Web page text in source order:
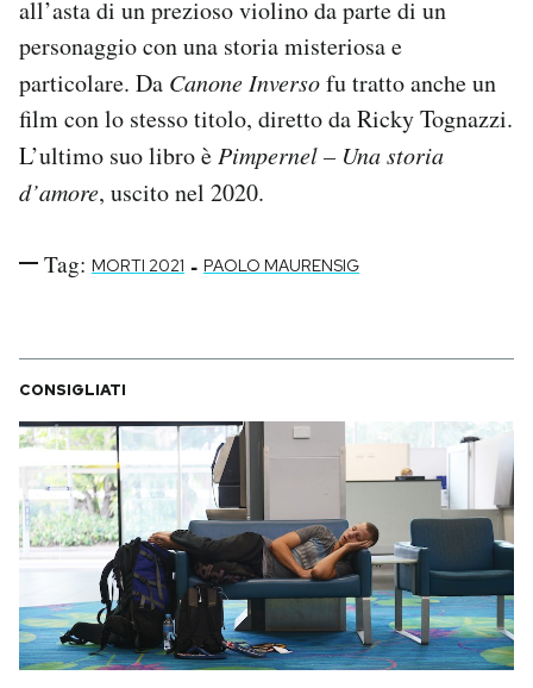
all’asta di un prezioso violino da parte di un
personaggio con una storia misteriosa e
particolare. Da Canone Inversofu tratto anche un
film con lo stesso titolo, diretto da Ricky Tognazzi.
L’ultimo suo libro è Pimpernel – Una storia
d’amore, uscito nel 2020.
Tag: MORTI 2021 - PAOLO MAURENSIG
CONSIGLIATI